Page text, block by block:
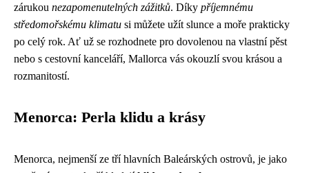
zárukou nezapomenutelných zážitků. Díky příjemnému
středomořskému klimatu si můžete užít slunce a moře prakticky
po celý rok. Ať už se rozhodnete pro dovolenou na vlastní pěst
nebo s cestovní kanceláří, Mallorca vás okouzlí svou krásou a
rozmanitostí.
Menorca: Perla klidu a krásy
Menorca, nejmenší ze tří hlavních Baleárských ostrovů, je jako